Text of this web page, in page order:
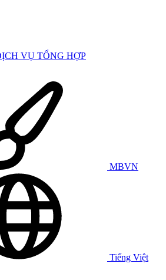
VỤ TỔNG HỢP
MBVN
Tiếng Việt